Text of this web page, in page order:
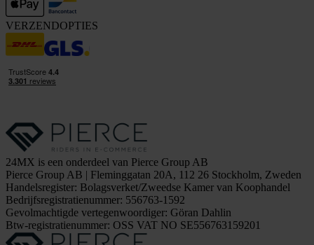
VERZENDOPTIES
24MX is een onderdeel van Pierce Group AB
Pierce Group AB | Fleminggatan 20A, 112 26 Stockholm, Zweden
Handelsregister: Bolagsverket/Zweedse Kamer van Koophandel
Bedrijfsregistratienummer: 556763-1592
Gevolmachtigde vertegenwoordiger: Göran Dahlin
Btw-registratienummer: OSS VAT NO SE556763159201